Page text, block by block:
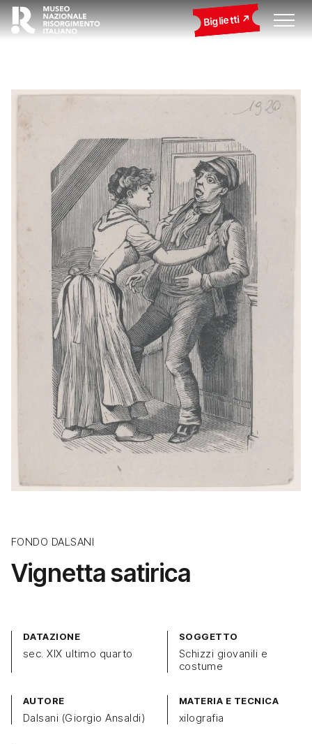
Biglietti
FONDO DALSANI
Vignetta satirica
DATAZIONE
sec. XIX ultimo quarto
SOGGETTO
Schizzi giovanili e
costume
AUTORE
Dalsani (Giorgio Ansaldi)
MATERIA E TECNICA
xilografia